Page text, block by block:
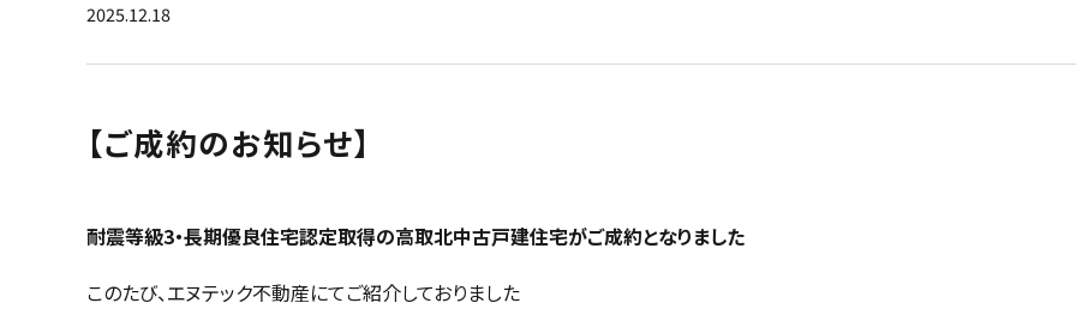
2025.12.18
【ご成約のお知らせ】
耐震等級3・長期優良住宅認定取得の高取北中古戸建住宅がご成約となりました
このたび、エヌテック不動産にてご紹介しておりました